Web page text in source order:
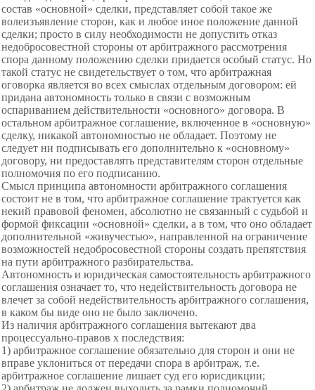
состав «основной» сделки, представляет собой такое же
волеизъявление сторон, как и любое иное положение данной
сделки; просто в силу необходимости не допустить отказ
недобросовестной стороны от арбитражного рассмотрения
спора данному положению сделки придается особый статус. Но
такой статус не свидетельствует о том, что арбитражная
оговорка является во всех смыслах отдельным договором: ей
придана автономность только в связи с возможным
оспариванием действительности «основного» договора. В
остальном арбитражное соглашение, включенное в «основную»
сделку, никакой автономностью не обладает. Поэтому не
следует ни подписывать его дополнительно к «основному»
договору, ни предоставлять представителям сторон отдельные
полномочия по его подписанию.
Смысл принципа автономности арбитражного соглашения
состоит не в том, что арбитражное соглашение трактуется как
некий правовой феномен, абсолютно не связанный с судьбой и
формой фиксации «основной» сделки, а в том, что оно обладает
дополнительной «живучестью», направленной на ограничение
возможностей недобросовестной стороны создать препятствия
на пути арбитражного разбирательства.
Автономность и юридическая самостоятельность арбитражного
соглашения означает то, что недействительность договора не
влечет за собой недействительность арбитражного соглашения,
в каком бы виде оно не было заключено.
Из наличия арбитражного соглашения вытекают два
процессуально-правов х последствия:
1) арбитражное соглашение обязательно для сторон и они не
вправе уклониться от передачи спора в арбитраж, т.е.
арбитражное соглашение лишает суд его юрисдикции;